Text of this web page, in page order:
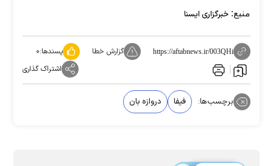
منبع: خبرگزاری ایسنا
https://aftabnews.ir/003QHi گزارش خطا پسندها:۰
اشتراک گذاری
برچسب‌ها: فیفا دروازه بان